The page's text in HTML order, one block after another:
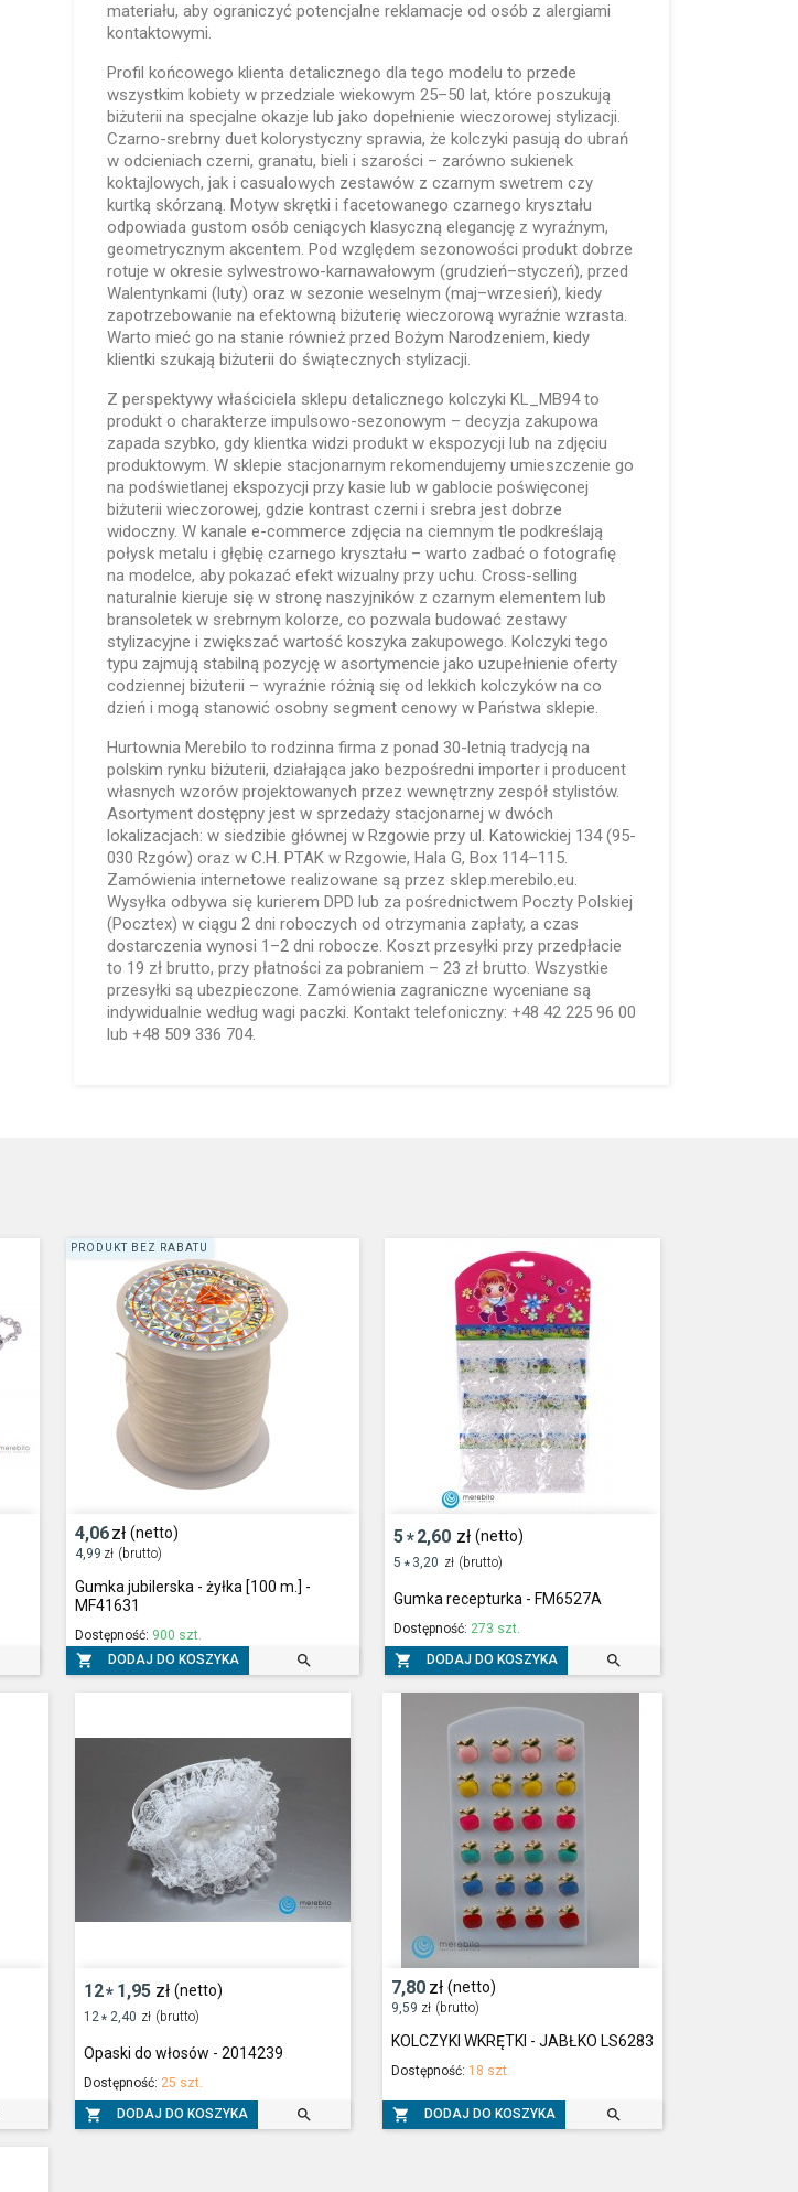
materiału, aby ograniczyć potencjalne reklamacje od osób z alergiami
kontaktowymi.
Profil końcowego klienta detalicznego dla tego modelu to przede
wszystkim kobiety w przedziale wiekowym 25–50 lat, które poszukują
biżuterii na specjalne okazje lub jako dopełnienie wieczorowej stylizacji.
Czarno-srebrny duet kolorystyczny sprawia, że kolczyki pasują do ubrań
w odcieniach czerni, granatu, bieli i szarości – zarówno sukienek
koktajlowych, jak i casualowych zestawów z czarnym swetrem czy
kurtką skórzaną. Motyw skrętki i facetowanego czarnego kryształu
odpowiada gustom osób ceniących klasyczną elegancję z wyraźnym,
geometrycznym akcentem. Pod względem sezonowości produkt dobrze
rotuje w okresie sylwestrowo-karnawałowym (grudzień–styczeń), przed
Walentynkami (luty) oraz w sezonie weselnym (maj–wrzesień), kiedy
zapotrzebowanie na efektowną biżuterię wieczorową wyraźnie wzrasta.
Warto mieć go na stanie również przed Bożym Narodzeniem, kiedy
klientki szukają biżuterii do świątecznych stylizacji.
Z perspektywy właściciela sklepu detalicznego kolczyki KL_MB94 to
produkt o charakterze impulsowo-sezonowym – decyzja zakupowa
zapada szybko, gdy klientka widzi produkt w ekspozycji lub na zdjęciu
produktowym. W sklepie stacjonarnym rekomendujemy umieszczenie go
na podświetlanej ekspozycji przy kasie lub w gablocie poświęconej
biżuterii wieczorowej, gdzie kontrast czerni i srebra jest dobrze
widoczny. W kanale e-commerce zdjęcia na ciemnym tle podkreślają
połysk metalu i głębię czarnego kryształu – warto zadbać o fotografię
na modelce, aby pokazać efekt wizualny przy uchu. Cross-selling
naturalnie kieruje się w stronę naszyjników z czarnym elementem lub
bransoletek w srebrnym kolorze, co pozwala budować zestawy
stylizacyjne i zwiększać wartość koszyka zakupowego. Kolczyki tego
typu zajmują stabilną pozycję w asortymencie jako uzupełnienie oferty
codziennej biżuterii – wyraźnie różnią się od lekkich kolczyków na co
dzień i mogą stanowić osobny segment cenowy w Państwa sklepie.
Hurtownia Merebilo to rodzinna firma z ponad 30-letnią tradycją na
polskim rynku biżuterii, działająca jako bezpośredni importer i producent
własnych wzorów projektowanych przez wewnętrzny zespół stylistów.
Asortyment dostępny jest w sprzedaży stacjonarnej w dwóch
lokalizacjach: w siedzibie głównej w Rzgowie przy ul. Katowickiej 134 (95-
030 Rzgów) oraz w C.H. PTAK w Rzgowie, Hala G, Box 114–115.
Zamówienia internetowe realizowane są przez sklep.merebilo.eu.
Wysyłka odbywa się kurierem DPD lub za pośrednictwem Poczty Polskiej
(Pocztex) w ciągu 2 dni roboczych od otrzymania zapłaty, a czas
dostarczenia wynosi 1–2 dni robocze. Koszt przesyłki przy przedpłacie
to 19 zł brutto, przy płatności za pobraniem – 23 zł brutto. Wszystkie
przesyłki są ubezpieczone. Zamówienia zagraniczne wyceniane są
indywidualnie według wagi paczki. Kontakt telefoniczny: +48 42 225 96 00
lub +48 509 336 704.
4,06zł (netto)
4,99 zł (brutto)
Gumka jubilerska - żyłka [100 m.] -
MF41631
Dostępność: 900 szt.
 DODAJ DO KOSZYKA 
PRODUKT BEZ RABATU
5*2,60 zł (netto)
5 * 3,20 zł (brutto)
Gumka recepturka - FM6527A
Dostępność: 273 szt.
 DODAJ DO KOSZYKA 
12* 1,95 zł (netto)
12* 2,40 zł (brutto)
Opaski do włosów - 2014239
Dostępność: 25 szt.
 DODAJ DO KOSZYKA 
7,80 zł (netto)
9,59 zł (brutto)
KOLCZYKI WKRĘTKI - JABŁKO LS6283
Dostępność: 18 szt.
 DODAJ DO KOSZYKA 